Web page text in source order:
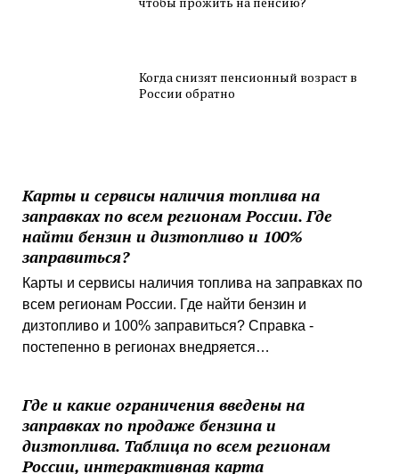
Когда снизят пенсионный возраст в
России обратно
Карты и сервисы наличия топлива на
заправках по всем регионам России. Где
найти бензин и дизтопливо и 100%
заправиться?
Карты и сервисы наличия топлива на заправках по
всем регионам России. Где найти бензин и
дизтопливо и 100% заправиться? Справка -
постепенно в регионах внедряется…
Где и какие ограничения введены на
заправках по продаже бензина и
дизтоплива. Таблица по всем регионам
России, интерактивная карта